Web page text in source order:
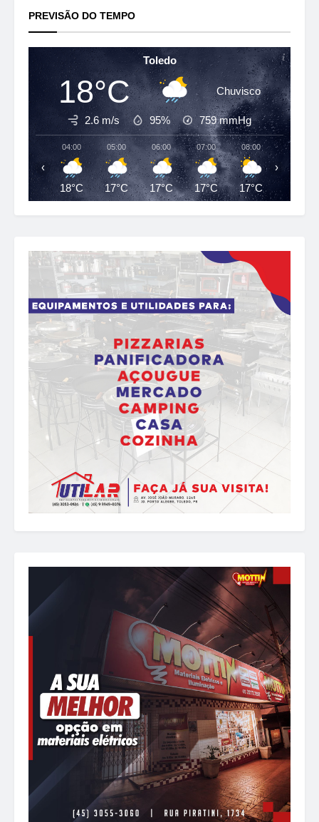
PREVISÃO DO TEMPO
Toledo
18°C Chuvisco
2.6 m/s 95% 759mmHg
04:00
18°C
05:00
17°C
06:00
17°C
07:00
17°C
08:00
17°C
09:00
‹ ›